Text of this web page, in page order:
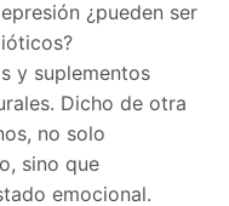
¿pueden ser
y suplementos
Dicho de otra
no solo
sino que
emocional.